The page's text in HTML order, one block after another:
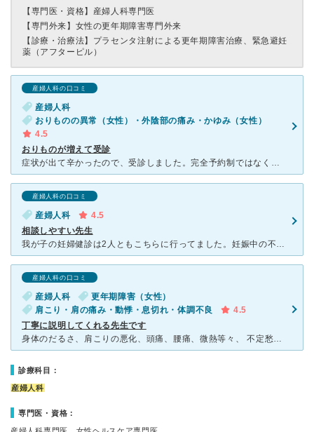
【専門医・資格】 産婦人科専門医
【専門外来】 女性の更年期障害専門外来
【診療・治療法】 プラセンタ注射による更年期障害治療、緊急避妊
薬（アフターピル）
産婦人科の口コミ
産婦人科
おりものの異常（女性）・外陰部の痛み・かゆみ（女性）
4.5
おりものが増えて受診
症状が出て辛かったので、受診しました。完全予約制ではなく、利用しやすかったです。仕事後夕方の利用でしたが、待ち時間も10分程度と少なめでした。事前予約も前日まではできるようでした。診察前に看護師さん？
産婦人科の口コミ
産婦人科
4.5
相談しやすい先生
我が子の妊婦健診は2人ともこちらに行ってました。妊娠中の不調などはたくさんありましたが、いつも親身に聞いて下さりました。手際もよくいつもわかりやすかった印象です。美容目的？として通院されてる方もいるの
産婦人科の口コミ
産婦人科
更年期障害（女性）
肩こり・肩の痛み・動悸・息切れ・体調不良
4.5
丁寧に説明してくれる先生です
身体のだるさ、肩こりの悪化、頭痛、腰痛、微熱等々、 不定愁訴がひどくなったので、 ネットで調べて自宅近くのこちらの病院を受診しました。 時間予約制で、初診の時はたまたまキャンセルが出た枠があ
診療科目：
産婦人科
専門医・資格：